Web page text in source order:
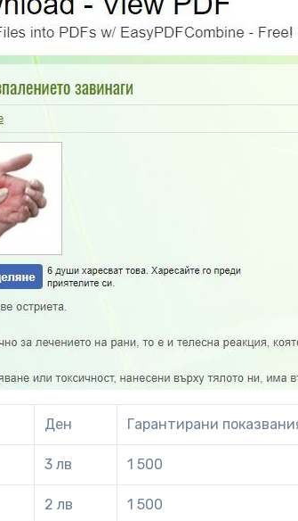
Ден Гарантирани
3 лв 1 500
2 лв 1 500